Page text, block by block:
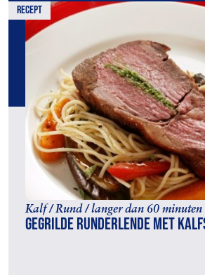
recept
Kalf / Rund / langer dan 60 minuten
Gegrilde runderlende met